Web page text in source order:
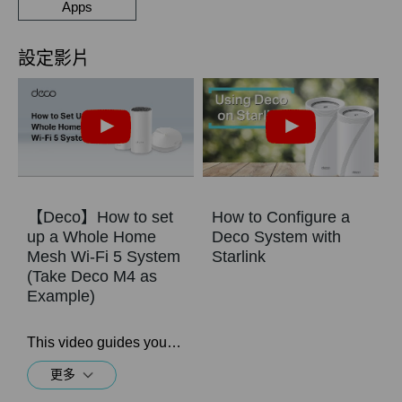
Apps
設定影片
【Deco】How to set
up a Whole Home
Mesh Wi-Fi 5 System
(Take Deco M4 as
Example)
This video guides you step by step to set up a Whole Home Mesh Wi-Fi 5 System using Deco M4 as an example. The images may differ from actual products.
更多
How to Configure a
Deco System with
Starlink